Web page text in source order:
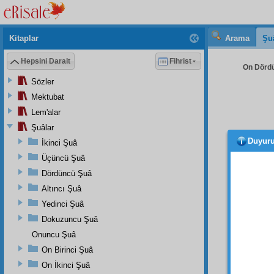
Arama
On
Kitaplar
Hepsini Daralt Fihrist
Sözler
Mektubat
Lem'alar
Şuâlar
İkinci Şuâ
Üçüncü Şuâ
Dördüncü Şuâ
Altıncı Şuâ
Yedinci Şuâ
Dokuzuncu Şuâ
Onuncu Şuâ
On Birinci Şuâ
On İkinci Şuâ
Duyuru